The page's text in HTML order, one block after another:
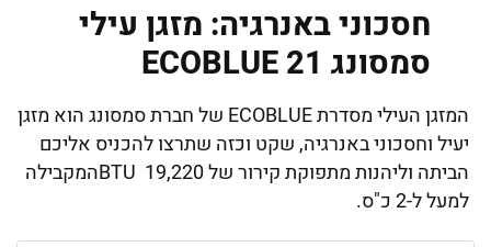
חסכוני באנרגיה: מזגן עילי
סמסונג ECOBLUE 21
המזגן העילי מסדרת ECOBLUE של חברת סמסונג הוא מזגן
יעיל וחסכוני באנרגיה, שקט וכזה שתרצו להכניס אליכם
הביתה וליהנות מתפוקת קירור של 19,220 BTUהמקבילה
למעל ל-2 כ"ס.